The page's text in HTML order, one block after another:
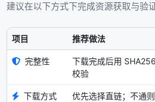
建议在以下方式下完成资源获取与验证
项目 推荐做法
完整性
下载完成后用 SHA256
校验
下载方式
优先选择直链；不通则